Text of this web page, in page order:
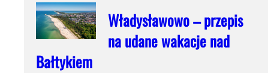
Władysławowo – przepis
na udane wakacje nad
Bałtykiem